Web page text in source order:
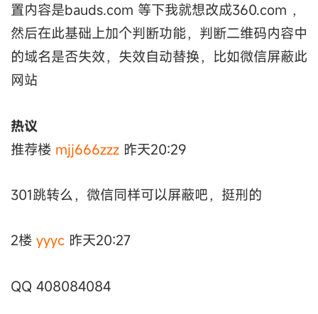
置内容是bauds.com 等下我就想改成360.com ，
然后在此基础上加个判断功能，判断二维码内容中
的域名是否失效，失效自动替换，比如微信屏蔽此
网站
热议
推荐楼 mjj666zzz 昨天20:29
301跳转么，微信同样可以屏蔽吧，挺刑的
2楼 yyyc 昨天20:27
QQ 408084084